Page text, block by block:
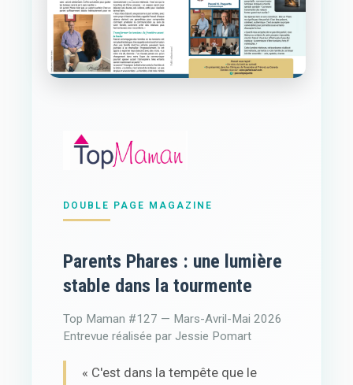
DOUBLE PAGE MAGAZINE
Parents Phares : une lumière
stable dans la tourmente
Top Maman #127 — Mars-Avril-Mai 2026
Entrevue réalisée par Jessie Pomart
« C'est dans la tempête que le